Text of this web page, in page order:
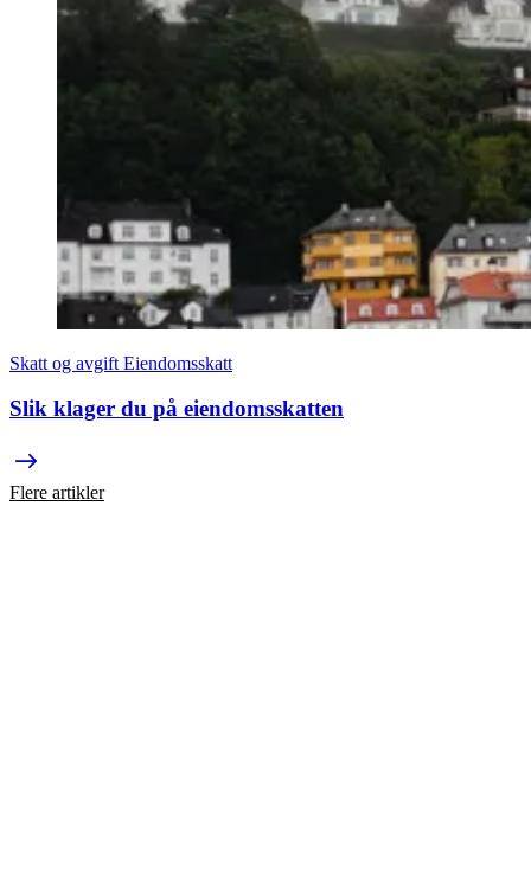
Skatt og avgift Eiendomsskatt
Slik klager du på eiendomsskatten
Flere artikler